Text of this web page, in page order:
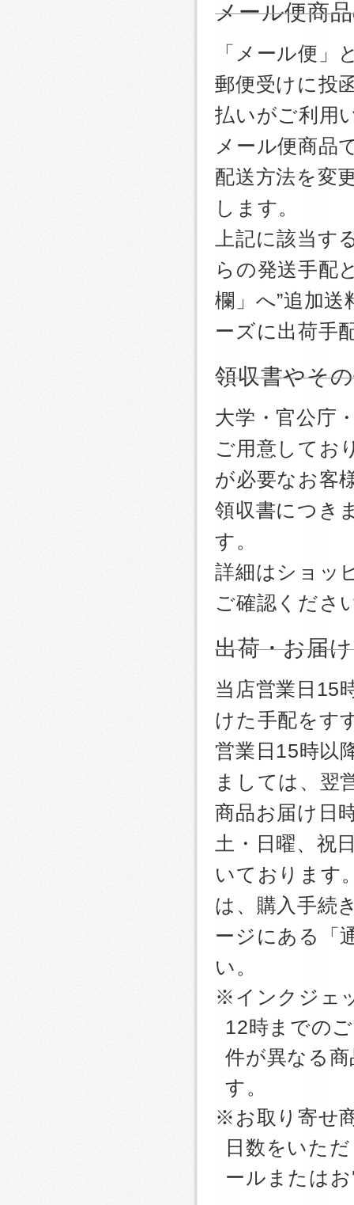
メール便商
「メール便」
郵便受けに投
払いがご利用
メール便商品
配送方法を変
します。
上記に該当
らの発送手配
欄」へ”追加
ーズに出荷手
領収書やそ
大学・官公庁
ご用意してお
が必要なお客
領収書につき
す。
詳細はショッ
ご確認くださ
出荷・お届
当店営業日15
けた手配をす
営業日15時以
ましては、翌
商品お届け日
土・日曜、祝
いております
は、購入手続
ージにある「
い。
※インクジェ
12時までの
件が異なる
す。
※お取り寄せ
日数をいた
ールまたは